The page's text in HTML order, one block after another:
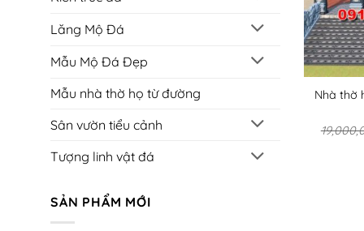
Lăng Mộ Đá
Mẫu Mộ Đá Đẹp
Mẫu nhà thờ họ từ đường
Sân vườn tiểu cảnh
Tượng linh vật đá
SẢN PHẨM MỚI
Nhà thờ